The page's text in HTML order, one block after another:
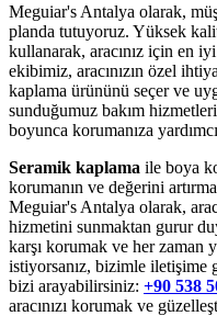
Meguiar's Antalya olarak,
planda tutuyoruz. Yüksek
kullanarak, aracınız için en
ekibimiz, aracınızın özel
kaplama ürününü seçer ve
sunduğumuz bakım hizmetleri
boyunca korumanıza
Seramik kaplama ile boya
korumanın ve değerini
Meguiar's Antalya olarak,
hizmetini sunmaktan gurur
karşı korumak ve her zaman
istiyorsanız, bizimle
bizi arayabilirsiniz: +90 538
aracınızı korumak ve